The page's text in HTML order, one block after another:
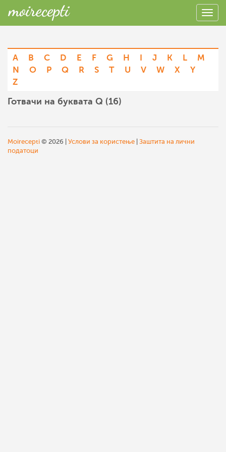
A B C D E F G H I J K L
M
N
O P Q R S T U V W X
Y
Z
Готвачи на буквата Q (16)
Moirecepti © 2026 | Услови за користење Заштита на лични
податоци